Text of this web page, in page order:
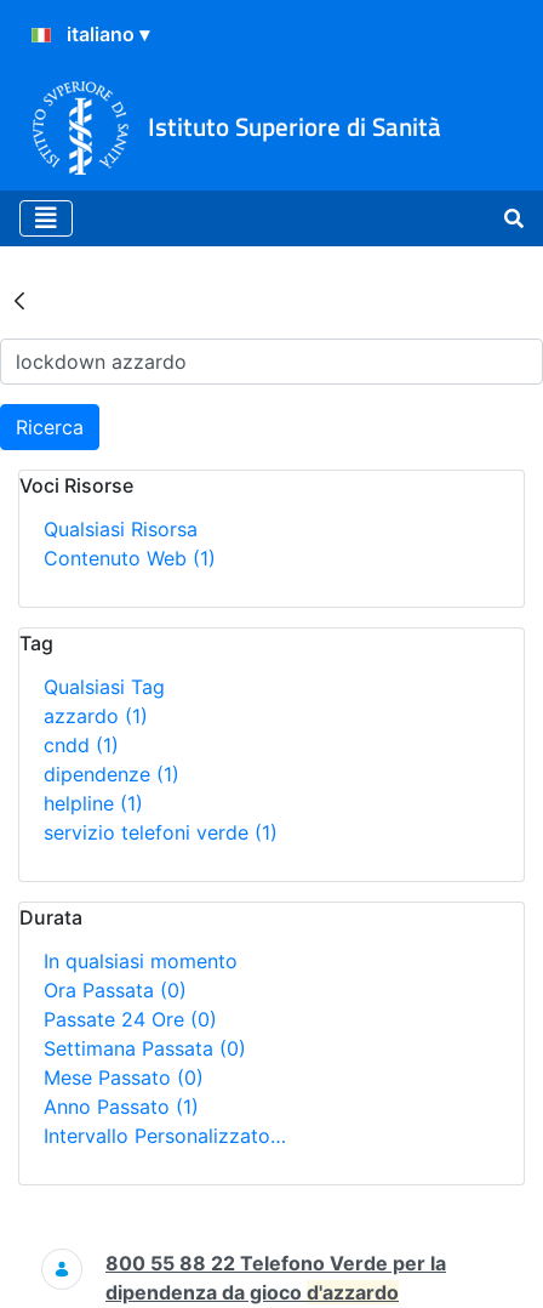
Istituto Superiore di Sanità
Risultati della Ricerca -
Ricerca
Voci Risorse
Qualsiasi Risorsa
Contenuto Web (1)
Tag
Qualsiasi Tag
azzardo (1)
cndd (1)
dipendenze (1)
helpline (1)
servizio telefoni verde (1)
Durata
In qualsiasi momento
Ora Passata (0)
Passate 24 Ore (0)
Settimana Passata (0)
Mese Passato (0)
Anno Passato (1)
Intervallo Personalizzato…
Ricerca
800 55 88 22 Telefono Verde per la
dipendenza da gioco d'azzardo